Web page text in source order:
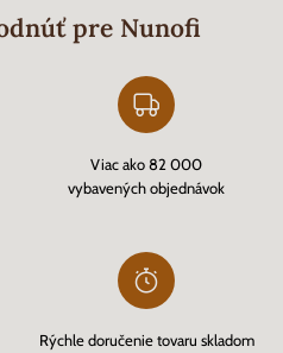
pre Nunofi
Viac ako 82 000
vybavených objednávok
Rýchle doručenie tovaru skladom